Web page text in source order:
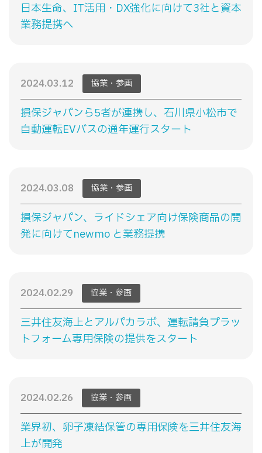
日本生命、IT活用・DX強化に向けて3社と資本
業務提携へ
2024.03.12 協業・参画
損保ジャパンら5者が連携し、石川県小松市で
自動運転EVバスの通年運行スタート
2024.03.08 協業・参画
損保ジャパン、ライドシェア向け保険商品の開
発に向けてnewmo と業務提携
2024.02.29 協業・参画
三井住友海上とアルパカラボ、運転請負プラッ
トフォーム専用保険の提供をスタート
2024.02.26 協業・参画
業界初、卵子凍結保管の専用保険を三井住友海
上が開発